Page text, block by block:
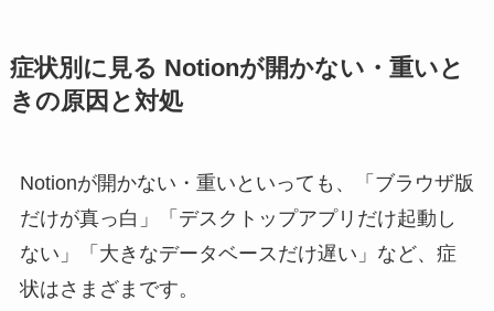
症状別に見る Notionが開かない・重いと
きの原因と対処
Notionが開かない・重いといっても、「ブラウザ版
だけが真っ白」「デスクトップアプリだけ起動し
ない」「大きなデータベースだけ遅い」など、症
状はさまざまです。